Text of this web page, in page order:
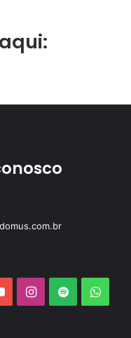
aqui:
YouTubeInstagram
Spotify